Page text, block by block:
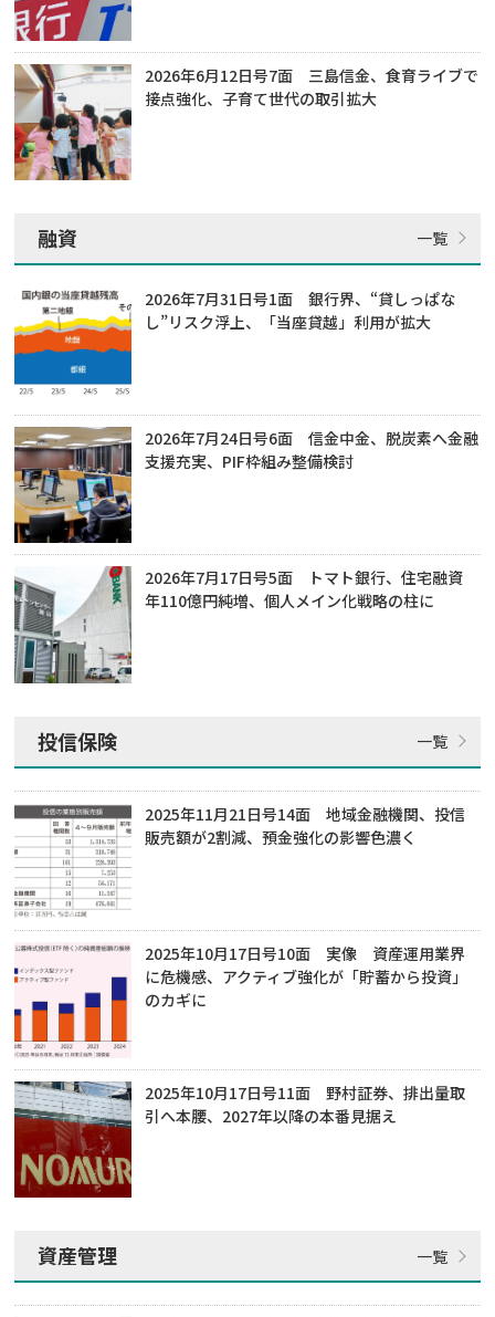
2026年6月12日号7面 三島信金、食育ライブで
接点強化、子育て世代の取引拡大
融資
2026年7月31日号1面 銀行界、“貸しっぱな
し”リスク浮上、「当座貸越」利用が拡大
2026年7月24日号6面 信金中金、脱炭素へ金融
支援充実、PIF枠組み整備検討
2026年7月17日号5面 トマト銀行、住宅融資
年110億円純増、個人メイン化戦略の柱に
投信保険
2025年11月21日号14面 地域金融機関、投信
販売額が2割減、預金強化の影響色濃く
2025年10月17日号10面 実像 資産運用業界
に危機感、アクティブ強化が「貯蓄から投資」
のカギに
2025年10月17日号11面 野村証券、排出量取
引へ本腰、2027年以降の本番見据え
資産管理